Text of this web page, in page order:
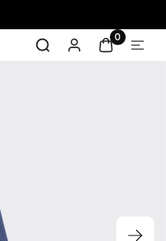
0